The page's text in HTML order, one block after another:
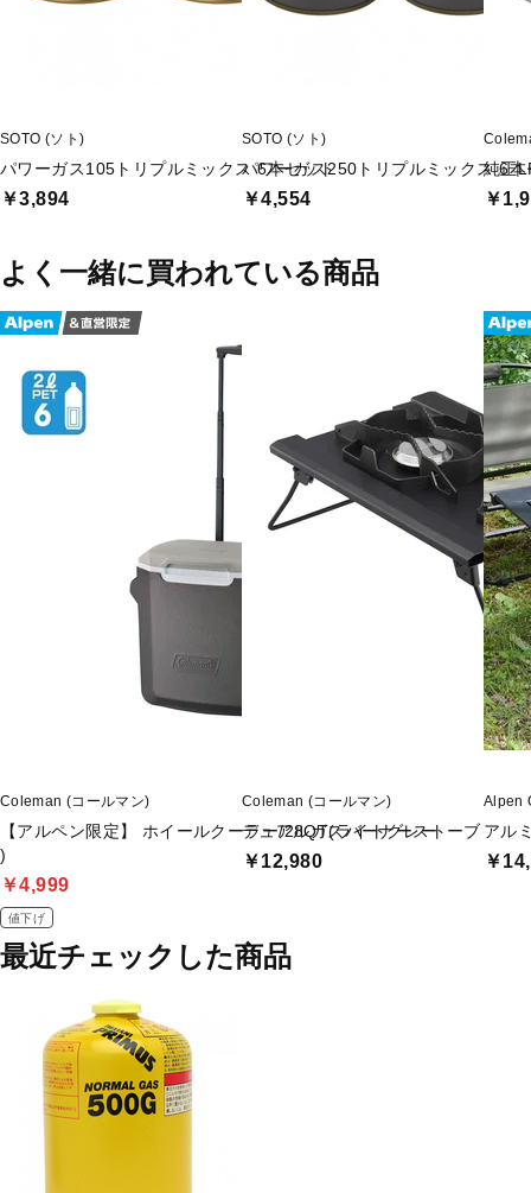
SOTO (ソト)
パワーガス105トリプルミックス 6本セット
￥3,894
SOTO (ソト)
パワーガス250トリプルミックス 6本
￥4,554
純正
￥
よく一緒に買われている商品
Coleman (コールマン)
【アルペン限定】 ホイールクーラー/28QT(ライトグレー
)
￥4,999
値下げ
Coleman (コールマン)
デュアルガスバーナーストーブ
￥12,980
Alpen
アル
￥
最近チェックした商品